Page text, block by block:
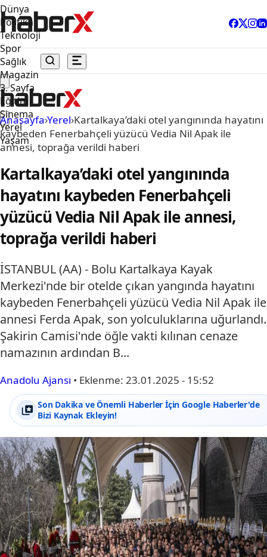
Dünya
Politika
Teknoloji
Spor
Sağlık
Magazin
3. Sayfa
Eğitim
Sinema
Yerel
Yaşam
Anasayfa›Yerel›Kartalkaya’daki otel yangınında hayatını
kaybeden Fenerbahçeli yüzücü Vedia Nil Apak ile
annesi, toprağa verildi haberi
Kartalkaya’daki otel yangınında
hayatını kaybeden Fenerbahçeli
yüzücü Vedia Nil Apak ile annesi,
toprağa verildi haberi
İSTANBUL (AA) - Bolu Kartalkaya Kayak
Merkezi'nde bir otelde çıkan yangında hayatını
kaybeden Fenerbahçeli yüzücü Vedia Nil Apak ile
annesi Ferda Apak, son yolculuklarına uğurlandı.
Şakirin Camisi'nde öğle vakti kılınan cenaze
namazının ardından B...
Anadolu Ajansı • Eklenme: 23.01.2025 - 15:52
Son Dakika ve Önemli Haberler İçin Google Haberler'de
Bizi Kaynak Ekleyin!